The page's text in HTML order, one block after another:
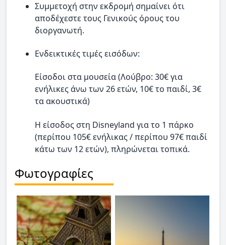
Συμμετοχή στην εκδρομή σημαίνει ότι
αποδέχεστε τους Γενικούς όρους του
διοργανωτή.
Ενδεικτικές τιμές εισόδων:
Είσοδοι στα μουσεία (Λούβρο: 30€ για
ενήλικες άνω των 26 ετών, 10€ το παιδί, 3€
τα ακουστικά)
Η είσοδος στη Disneyland για το 1 πάρκο
(περίπου 105€ ενήλικας / περίπου 97€ παιδί
κάτω των 12 ετών), πληρώνεται τοπικά.
Φωτογραφίες